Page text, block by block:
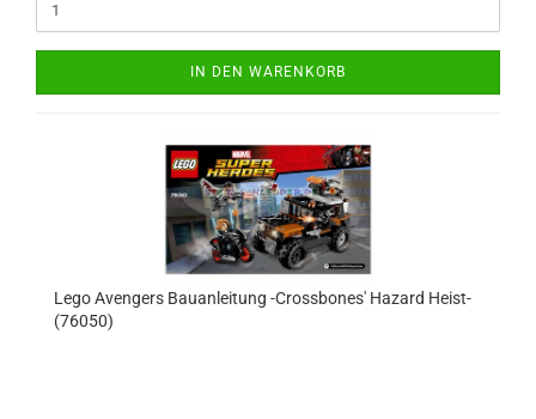
IN DEN WARENKORB
Lego Avengers Bauanleitung -Crossbones' Hazard Heist-
(76050)